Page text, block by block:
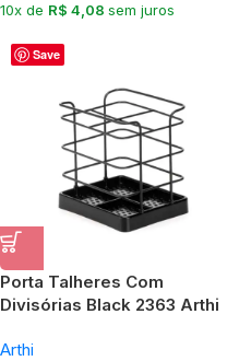
10x de R$ 4,08 sem juros
Save
Porta Talheres Com
Divisórias Black 2363 Arthi
Arthi